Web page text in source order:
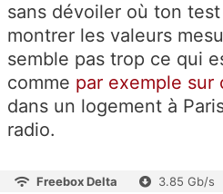
sans dévoiler où ton
montrer les valeurs
semble pas trop ce qui
comme par exemple sur
dans un logement à
radio.
Freebox Delta 3.85 Gb/s